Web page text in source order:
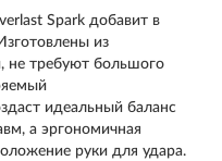
Spark добавит в
из
не требуют большого
идеальный баланс
а эргономичная
руки для удара.